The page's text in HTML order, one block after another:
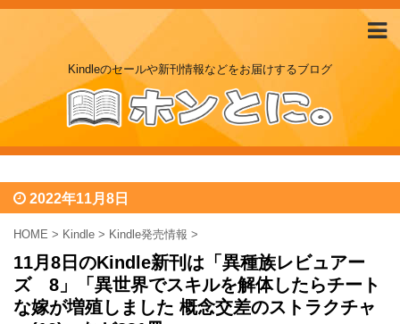
Kindleのセールや新刊情報などをお届けするブログ
2022年11月8日
HOME > Kindle > Kindle発売情報 >
11月8日のKindle新刊は「異種族レビュアー
ズ 8」「異世界でスキルを解体したらチート
な嫁が増殖しました 概念交差のストラクチャ